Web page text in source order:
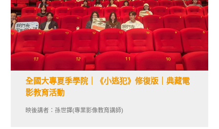
全國大專夏季學院｜《小逃犯》修復版｜典藏電
影教育活動
映後講者：孫世鐸(專業影像教育講師)